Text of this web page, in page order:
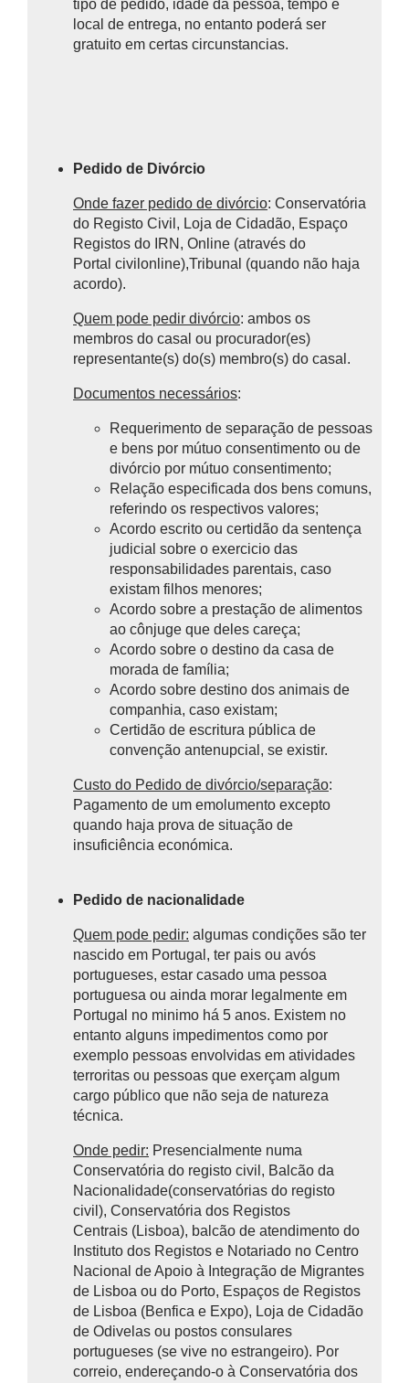
tipo de pedido, idade da pessoa, tempo e
local de entrega, no entanto poderá ser
gratuito em certas circunstancias.
Pedido de Divórcio
Onde fazer pedido de divórcio: Conservatória
do Registo Civil, Loja de Cidadão, Espaço
Registos do IRN, Online (através do
Portal civilonline),Tribunal (quando não haja
acordo).
Quem pode pedir divórcio: ambos os
membros do casal ou procurador(es)
representante(s) do(s) membro(s) do casal.
Documentos necessários:
Requerimento de separação de pessoas
e bens por mútuo consentimento ou de
divórcio por mútuo consentimento;
Relação especificada dos bens comuns,
referindo os respectivos valores;
Acordo escrito ou certidão da sentença
judicial sobre o exercicio das
responsabilidades parentais, caso
existam filhos menores;
Acordo sobre a prestação de alimentos
ao cônjuge que deles careça;
Acordo sobre o destino da casa de
morada de família;
Acordo sobre destino dos animais de
companhia, caso existam;
Certidão de escritura pública de
convenção antenupcial, se existir.
Custo do Pedido de divórcio/separação:
Pagamento de um emolumento excepto
quando haja prova de situação de
insuficiência económica.
Pedido de nacionalidade
Quem pode pedir: algumas condições são ter
nascido em Portugal, ter pais ou avós
portugueses, estar casado uma pessoa
portuguesa ou ainda morar legalmente em
Portugal no minimo há 5 anos. Existem no
entanto alguns impedimentos como por
exemplo pessoas envolvidas em atividades
terroritas ou pessoas que exerçam algum
cargo público que não seja de natureza
técnica.
Onde pedir: Presencialmente numa
Conservatória do registo civil, Balcão da
Nacionalidade(conservatórias do registo
civil), Conservatória dos Registos
Centrais (Lisboa), balcão de atendimento do
Instituto dos Registos e Notariado no Centro
Nacional de Apoio à Integração de Migrantes
de Lisboa ou do Porto, Espaços de Registos
de Lisboa (Benfica e Expo), Loja de Cidadão
de Odivelas ou postos consulares
portugueses (se vive no estrangeiro). Por
correio, endereçando-o à Conservatória dos